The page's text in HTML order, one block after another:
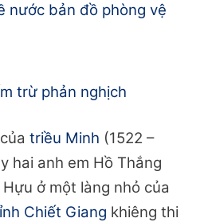
nước bản đồ phòng vệ
trừ phản nghịch
triều Minh (1522 –
hai anh em Hồ Thắng
ở một làng nhỏ của
Chiết Giang khiêng thi